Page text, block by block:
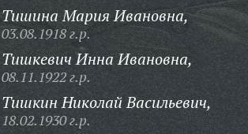
Тишина Мария Ивановна,
03.08.1918 г.р.
Тишкевич Инна Ивановна,
08.11.1922 г.р.
Тишкин Николай Васильевич,
18.02.1930 г.р.